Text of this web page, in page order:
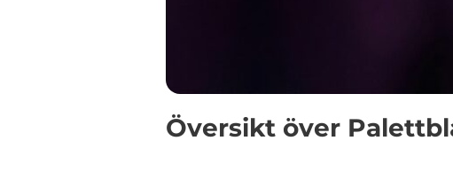
Översikt över